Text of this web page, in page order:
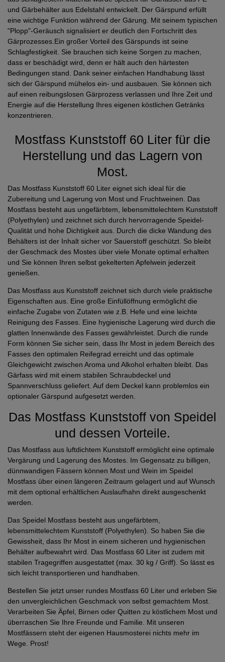
und Gärbehälter aus Edelstahl entwickelt. Der Gärspund erfüllt
eine wichtige Funktion während der Gärung. Mit seinem typischen
"Plopp"-Geräusch signalisiert er deutlich den Fortschritt des
Gärprozesses.Ein großer Vorteil des Gärspunds ist seine
Schlagfestigkeit. Sie brauchen sich keine Sorgen zu machen,
dass er beschädigt wird, denn er hält auch den härtesten
Bedingungen stand. Dank seiner einfachen Handhabung lässt
sich der Gärspund mühelos ein- und ausbauen. Sie können sich
auf einen reibungslosen Gärprozess verlassen und Ihre Zeit und
Energie auf die Herstellung Ihres eigenen köstlichen Getränks
konzentrieren.
Mostfass Kunststoff 60 Liter für die
Herstellung und das Lagern von
Most.
Das Mostfass Kunststoff 60 Liter eignet sich ideal für die
Zubereitung und Lagerung von Most und Fruchtweinen. Das
Mostfass besteht aus ungefärbtem, lebensmittelechtem Kunststoff
(Polyethylen) und zeichnet sich durch hervorragende Speidel-
Qualität und hohe Dichtigkeit aus. Durch die dicke Wandung des
Behälters ist der Inhalt sicher vor Sauerstoff geschützt. So bleibt
der Geschmack des Mostes über viele Monate optimal erhalten
und Sie können Ihren selbst gekelterten Apfelwein jederzeit
genießen.
Das Mostfass aus Kunststoff zeichnet sich durch viele praktische
Eigenschaften aus. Eine große Einfüllöffnung ermöglicht die
einfache Zugabe von Zutaten wie z.B. Hefe und eine leichte
Reinigung des Fasses. Eine hygienische Lagerung wird durch die
glatten Innenwände des Fasses gewährleistet. Durch die runde
Form können Sie sicher sein, dass Ihr Most in jedem Bereich des
Fasses den optimalen Reifegrad erreicht und das optimale
Gleichgewicht zwischen Aroma und Alkohol erhalten bleibt. Das
Gärfass wird mit einem stabilen Schraubdeckel und
Spannverschluss geliefert. Auf dem Deckel kann problemlos ein
optionaler Gärspund aufgesetzt werden.
Das Mostfass Kunststoff von Speidel
und dessen Vorteile.
Das Mostfass aus luftdichtem Kunststoff ermöglicht eine optimale
Vergärung und Lagerung des Mostes. Im Gegensatz zu billigen,
dünnwandigen Fässern können Most und Wein im Speidel
Mostfass über einen längeren Zeitraum gelagert und auf Wunsch
mit dem optional erhältlichen Auslaufhahn direkt ausgeschenkt
werden.
Das Speidel Mostfass besteht aus ungefärbtem,
lebensmittelechtem Kunststoff (Polyethylen). So haben Sie die
Gewissheit, dass Ihr Most in einem sicheren und hygienischen
Behälter aufbewahrt wird. Das Mostfass 60 Liter ist zudem mit
stabilen Tragegriffen ausgestattet (max. 30 kg / Griff). So lässt es
sich leicht transportieren und handhaben.
Bestellen Sie jetzt unser rundes Mostfass 60 Liter und erleben Sie
den unvergleichlichen Geschmack von selbst gemachtem Most.
Verarbeiten Sie Äpfel, Birnen oder Quitten zu köstlichem Most und
überraschen Sie Ihre Freunde und Familie. Mit unseren
Mostfässern steht der eigenen Hausmosterei nichts mehr im
Wege. Prost!